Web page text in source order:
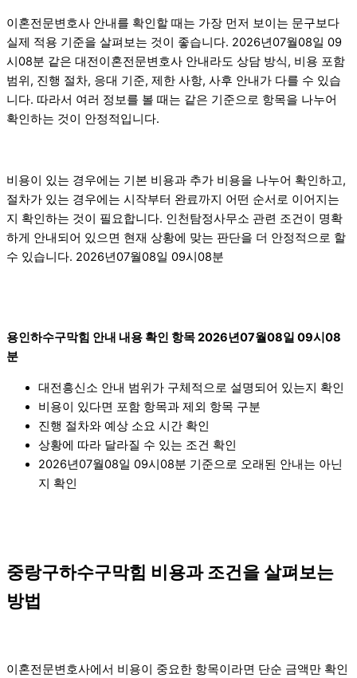
이혼전문변호사 안내를 확인할 때는 가장 먼저 보이는 문구보다
실제 적용 기준을 살펴보는 것이 좋습니다. 2026년07월08일 09
시08분 같은 대전이혼전문변호사 안내라도 상담 방식, 비용 포함
범위, 진행 절차, 응대 기준, 제한 사항, 사후 안내가 다를 수 있습
니다. 따라서 여러 정보를 볼 때는 같은 기준으로 항목을 나누어
확인하는 것이 안정적입니다.
비용이 있는 경우에는 기본 비용과 추가 비용을 나누어 확인하고,
절차가 있는 경우에는 시작부터 완료까지 어떤 순서로 이어지는
지 확인하는 것이 필요합니다. 인천탐정사무소 관련 조건이 명확
하게 안내되어 있으면 현재 상황에 맞는 판단을 더 안정적으로 할
수 있습니다. 2026년07월08일 09시08분
용인하수구막힘 안내 내용 확인 항목 2026년07월08일 09시08
분
대전흥신소 안내 범위가 구체적으로 설명되어 있는지 확인
비용이 있다면 포함 항목과 제외 항목 구분
진행 절차와 예상 소요 시간 확인
상황에 따라 달라질 수 있는 조건 확인
2026년07월08일 09시08분 기준으로 오래된 안내는 아닌
지 확인
중랑구하수구막힘 비용과 조건을 살펴보는
방법
이혼전문변호사에서 비용이 중요한 항목이라면 단순 금액만 확인